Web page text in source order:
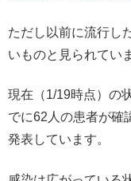
ただし以前に流行し
いものと見られてい
現在（1/19時点）の
でに62人の患者が確
発表しています。